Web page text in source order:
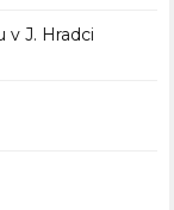
v J. Hradci